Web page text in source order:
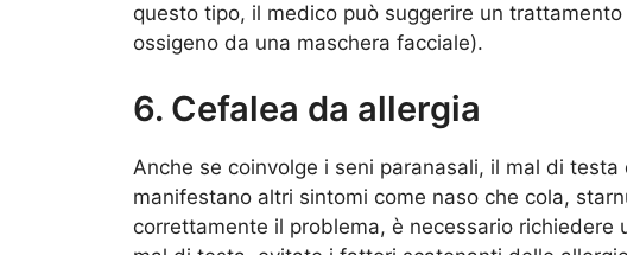
questo tipo, il medico può suggerire un
ossigeno da una maschera facciale).
6. Cefalea da allergia
Anche se coinvolge i seni paranasali, il mal di testa
manifestano altri sintomi come naso che cola,
correttamente il problema, è necessario richiedere